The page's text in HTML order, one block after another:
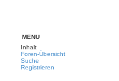
MENÜ
Inhalt
Foren-Übersicht
Suche
Registrieren